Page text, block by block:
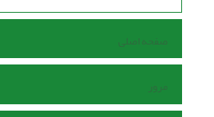
صفحه اصلی
مرور